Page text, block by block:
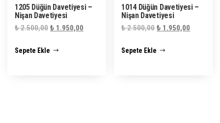
1205 Düğün Davetiyesi –
Nişan Davetiyesi
₺2.500,00 Orijinal
₺ 2.500,00.
₺ 1.950,00
Sepete Ekle
1014 Düğün Davetiyesi –
Nişan Davetiyesi
₺2.500,00 Orijinal
₺ 2.500,00.
₺ 1.950,00
Sepete Ekle